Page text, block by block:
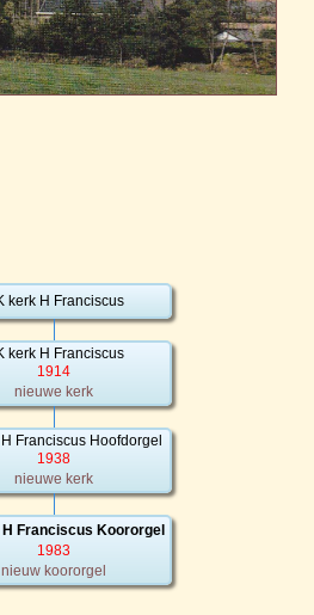
kerk H Franciscus
kerk H Franciscus
1914
nieuwe kerk
Franciscus Hoofdorgel
1938
nieuwe kerk
Franciscus Koororgel
1983
nieuw koororgel